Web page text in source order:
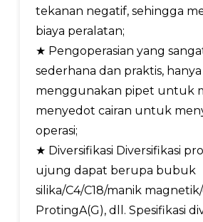
tekanan negatif, sehingga
biaya peralatan;
★ Pengoperasian yang
sederhana dan praktis,
menggunakan pipet untuk
menyedot cairan untuk
operasi;
★ Diversifikasi Diversifikasi
ujung dapat berupa bubuk
silika/C4/C18/manik
ProtingA(G), dll. Spesifikasi